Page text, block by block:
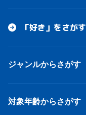
「好き」をさがす
ジャンルからさがす
対象年齢からさがす